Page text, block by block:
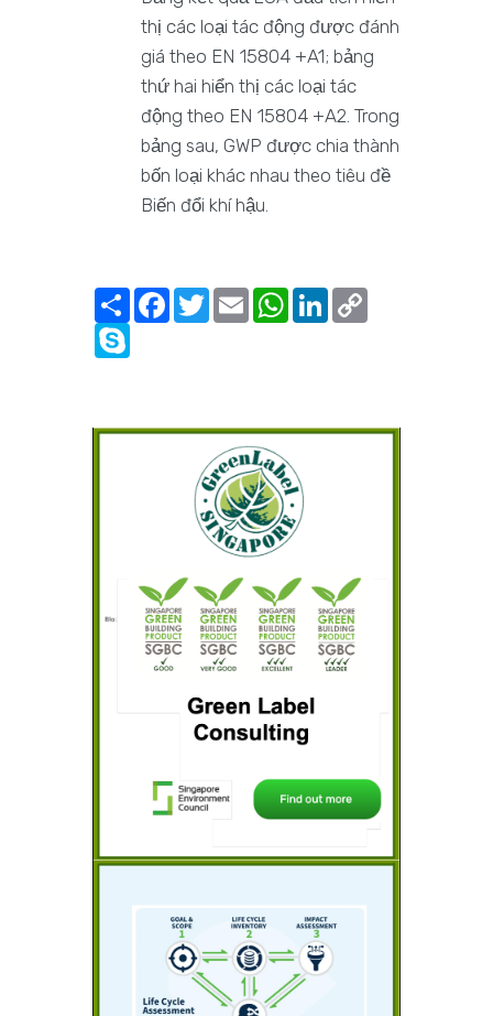
thị các loại tác động được đánh
giá theo EN 15804 +A1; bảng
thứ hai hiển thị các loại tác
động theo EN 15804 +A2. Trong
bảng sau, GWP được chia thành
bốn loại khác nhau theo tiêu đề
Biến đổi khí hậu.
ShareFacebook
TwitterEmail WhatsApp
LinkedIn